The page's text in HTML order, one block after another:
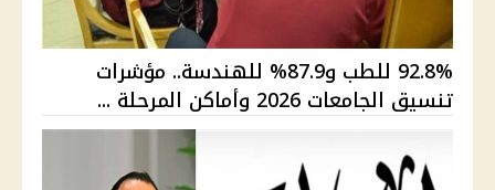
92.8% للطب و87.9% للهندسة.. مؤشرات
تنسيق الجامعات 2026 وأماكن المرحلة ...